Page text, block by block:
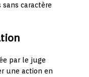
caractère
par le juge
une action en